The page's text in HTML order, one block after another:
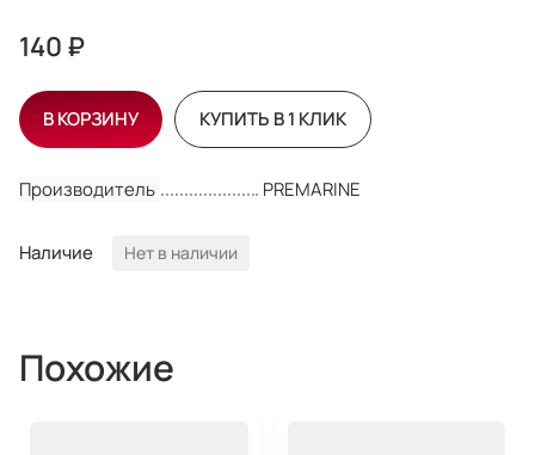
Производитель PREMARINE
Наличие Нет в наличии
140 ₽
В КОРЗИНУ КУПИТЬ В 1 КЛИК
Похожие